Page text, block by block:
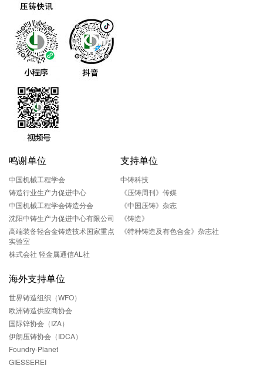
鸣谢单位
中国机械工程学会
铸造行业生产力促进中心
中国机械工程学会铸造分会
沈阳中铸生产力促进中心有限公司
高端装备轻合金铸造技术国家重点
实验室
株式会社 轻金属通信AL社
支持单位
中铸科技
《压铸周刊》传媒
《中国压铸》杂志
《铸造》
《特种铸造及有色合金》杂志社
海外支持单位
世界铸造组织（WFO）
欧洲铸造供应商协会
国际锌协会（IZA）
伊朗压铸协会（IDCA）
Foundry-Planet
GIESSEREI